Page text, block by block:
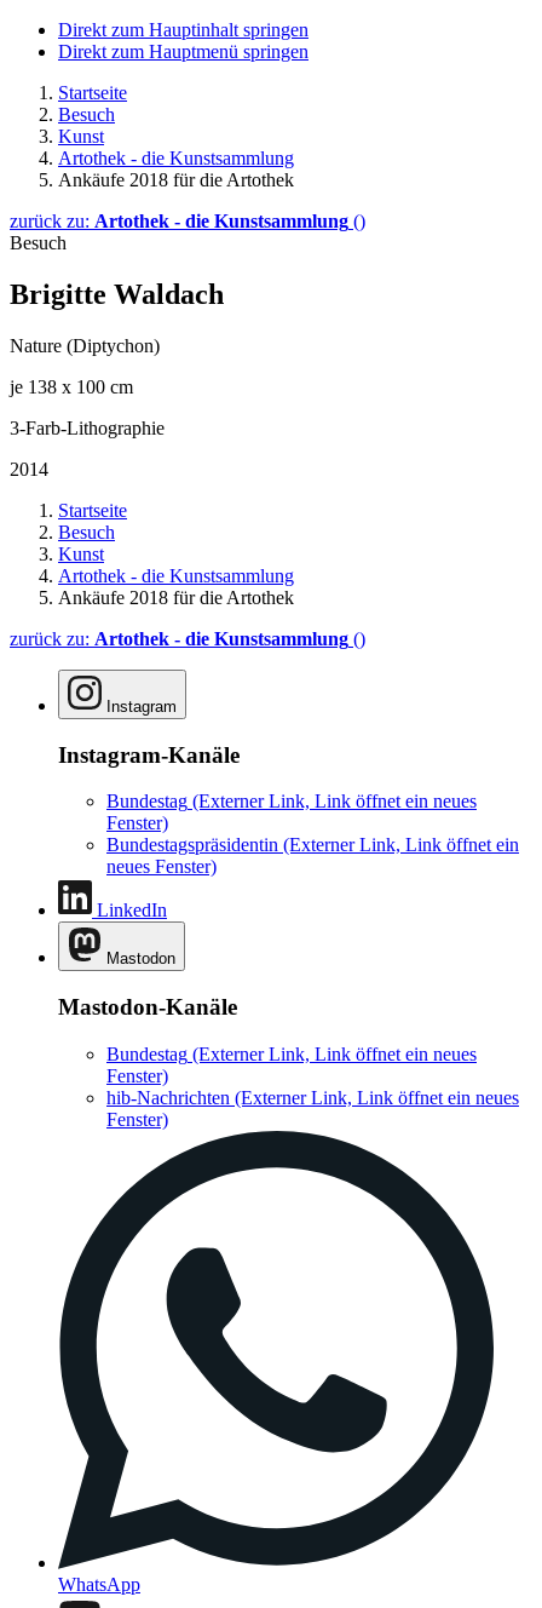
Direkt zum Hauptinhalt springen
Direkt zum Hauptmenü springen
Startseite
Besuch
Kunst
Artothek - die Kunstsammlung
Ankäufe 2018 für die Artothek
zurück zu: Artothek - die Kunstsammlung ()
Besuch
Brigitte Waldach
Nature (Diptychon)
je 138 x 100 cm
3-Farb-Lithographie
2014
Startseite
Besuch
Kunst
Artothek - die Kunstsammlung
Ankäufe 2018 für die Artothek
zurück zu: Artothek - die Kunstsammlung ()
Instagram
Instagram-Kanäle
Bundestag (Externer Link, Link öffnet ein neues
Fenster)
Bundestagspräsidentin (Externer Link, Link öffnet ein
neues Fenster)
LinkedIn
Mastodon
Mastodon-Kanäle
Bundestag (Externer Link, Link öffnet ein neues
Fenster)
hib-Nachrichten (Externer Link, Link öffnet ein neues
Fenster)
WhatsApp